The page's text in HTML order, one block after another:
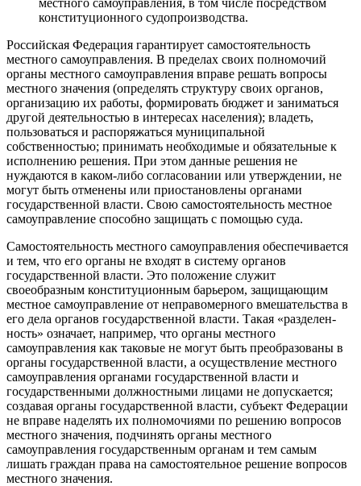
конституционного судопроизводства.
Российская Федерация гарантирует самостоятельность
местного самоуправления. В пределах своих полномочий
органы местного самоуправления вправе решать вопросы
местного значения (определять структуру своих органов,
организацию их работы, формировать бюджет и заниматься
другой деятельностью в интересах населения); владеть,
пользоваться и распоряжаться муниципальной
собственностью; принимать необходимые и обязательные к
исполнению решения. При этом данные решения не
нуждаются в каком-либо согласовании или утверждении, не
могут быть отменены или приостановлены органами
государственной власти. Свою самостоятельность местное
самоуправление способно защищать с помощью суда.
Самостоятельность местного самоуправления обеспечивается
и тем, что его органы не входят в систему органов
государственной власти. Это положение служит
своеобразным конституционным барьером, защищающим
местное самоуправление от неправомерного вмешательства в
его дела органов государственной власти. Такая «разделен-
ность» означает, например, что органы местного
самоуправления как таковые не могут быть преобразованы в
органы государственной власти, а осуществление местного
самоуправления органами государственной власти и
государственными должностными лицами не допускается;
создавая органы государственной власти, субъект Федерации
не вправе наделять их полномочиями по решению вопросов
местного значения, подчинять органы местного
самоуправления государственным органам и тем самым
лишать граждан права на самостоятельное решение вопросов
местного значения.